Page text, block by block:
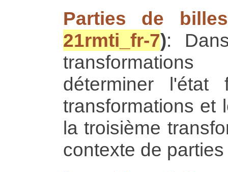
Parties de billes
21rmti_fr-7):
déterminer l'état
transformations et
la troisième
contexte de